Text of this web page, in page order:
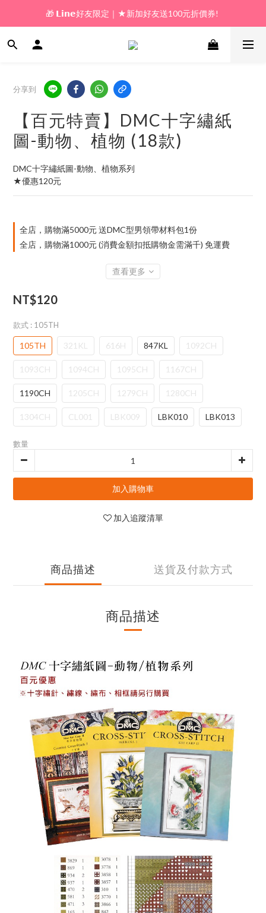
🎁 新好友購物金｜★加入新會員領券送100元!
🎁 𝗟𝗶𝗻𝗲好友限定｜★新加好友送100元折價券!
🎁 新好友購物金｜★加入新會員領券送100元!
分享到
【百元特賣】DMC十字繡紙
圖-動物、植物 (18款)
DMC十字繡紙圖-動物、植物系列
★優惠120元
全店，購物滿5000元 送DMC型男領帶材料包1份
全店，購物滿1000元 (消費金額扣抵購物金需滿千) 免運費
查看更多
NT$120
款式 : 105TH
105TH 321KL 616H 847KL 1092CH
1093CH 1094CH 1095CH 1167CH
1190CH 1205CH 1279CH 1280CH
1304CH CL001 LBK009 LBK010 LBK013
數量
加入購物車
加入追蹤清單
商品描述 送貨及付款方式
商品描述